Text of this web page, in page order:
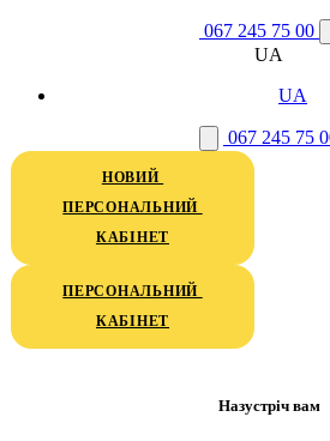
067 245 75 00
UA
UA
067 245 75
НОВИЙ
ПЕРСОНАЛЬНИЙ
КАБІНЕТ
ПЕРСОНАЛЬНИЙ
КАБІНЕТ
Назустріч вам